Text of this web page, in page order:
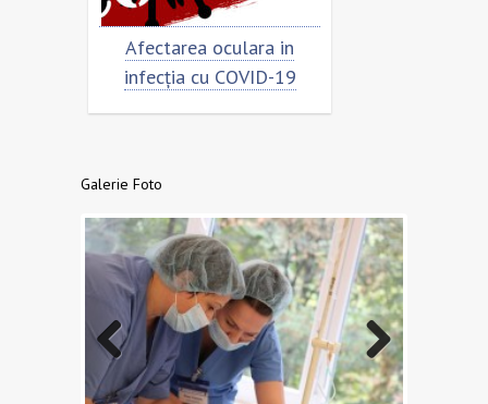
Afectarea oculara in
infecția cu COVID-19
Galerie Foto
Previo
us
Next